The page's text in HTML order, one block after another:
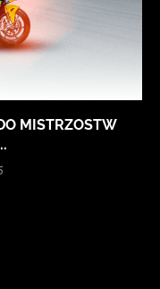
MISTRZOSTW